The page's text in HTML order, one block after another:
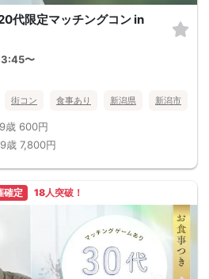
代限定マッチングコン in
〜
街コン 食事あり 新潟県 新潟市
歳 600円
歳 7,800円
確定 18人突破！